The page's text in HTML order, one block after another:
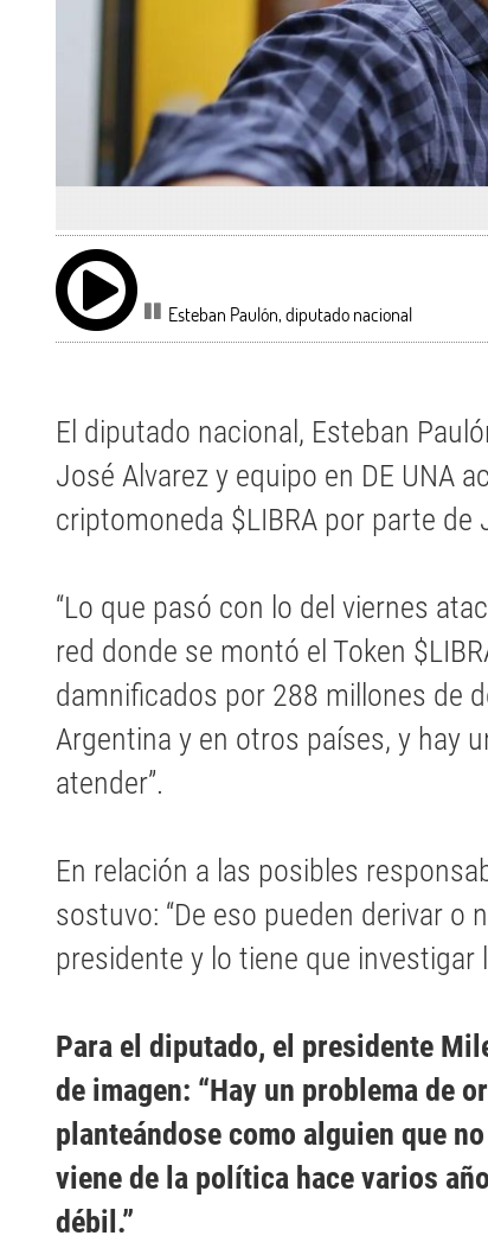
Esteban Paulón, diputado nacional
El diputado nacional, Esteban
José Alvarez y equipo en DE UNA
criptomoneda $LIBRA por parte de
“Lo que pasó con lo del viernes
red donde se montó el Token
damnificados por 288 millones de
Argentina y en otros países, y hay
atender”.
En relación a las posibles
sostuvo: “De eso pueden derivar o
presidente y lo tiene que investigar
Para el diputado, el presidente
de imagen: “Hay un problema de
planteándose como alguien que
viene de la política hace varios
débil.”